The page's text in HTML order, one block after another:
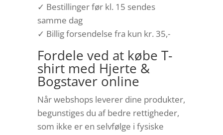
✓ Bestillinger før kl. 15 sendes
samme dag
✓ Billig forsendelse fra kun kr. 35,-
Fordele ved at købe T-
shirt med Hjerte &
Bogstaver online
Når webshops leverer dine produkter,
begunstiges du af bedre rettigheder,
som ikke er en selvfølge i fysiske